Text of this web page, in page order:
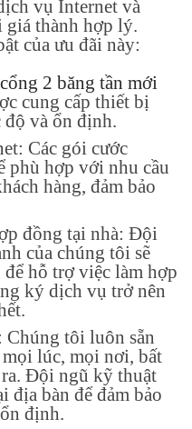
vụ Internet và
giá thành hợp lý.
của ưu đãi này:
2 băng tần mới
cung cấp thiết bị
và ổn định.
Các gói cước
phù hợp với nhu cầu
hàng, đảm bảo
đồng tại nhà: Đội
của chúng tôi sẽ
để hỗ trợ việc làm hợp
ký dịch vụ trở nên
tôi luôn sẵn
lúc, mọi nơi, bất
ra. Đội ngũ kỹ thuật
địa bàn để đảm bảo
định.